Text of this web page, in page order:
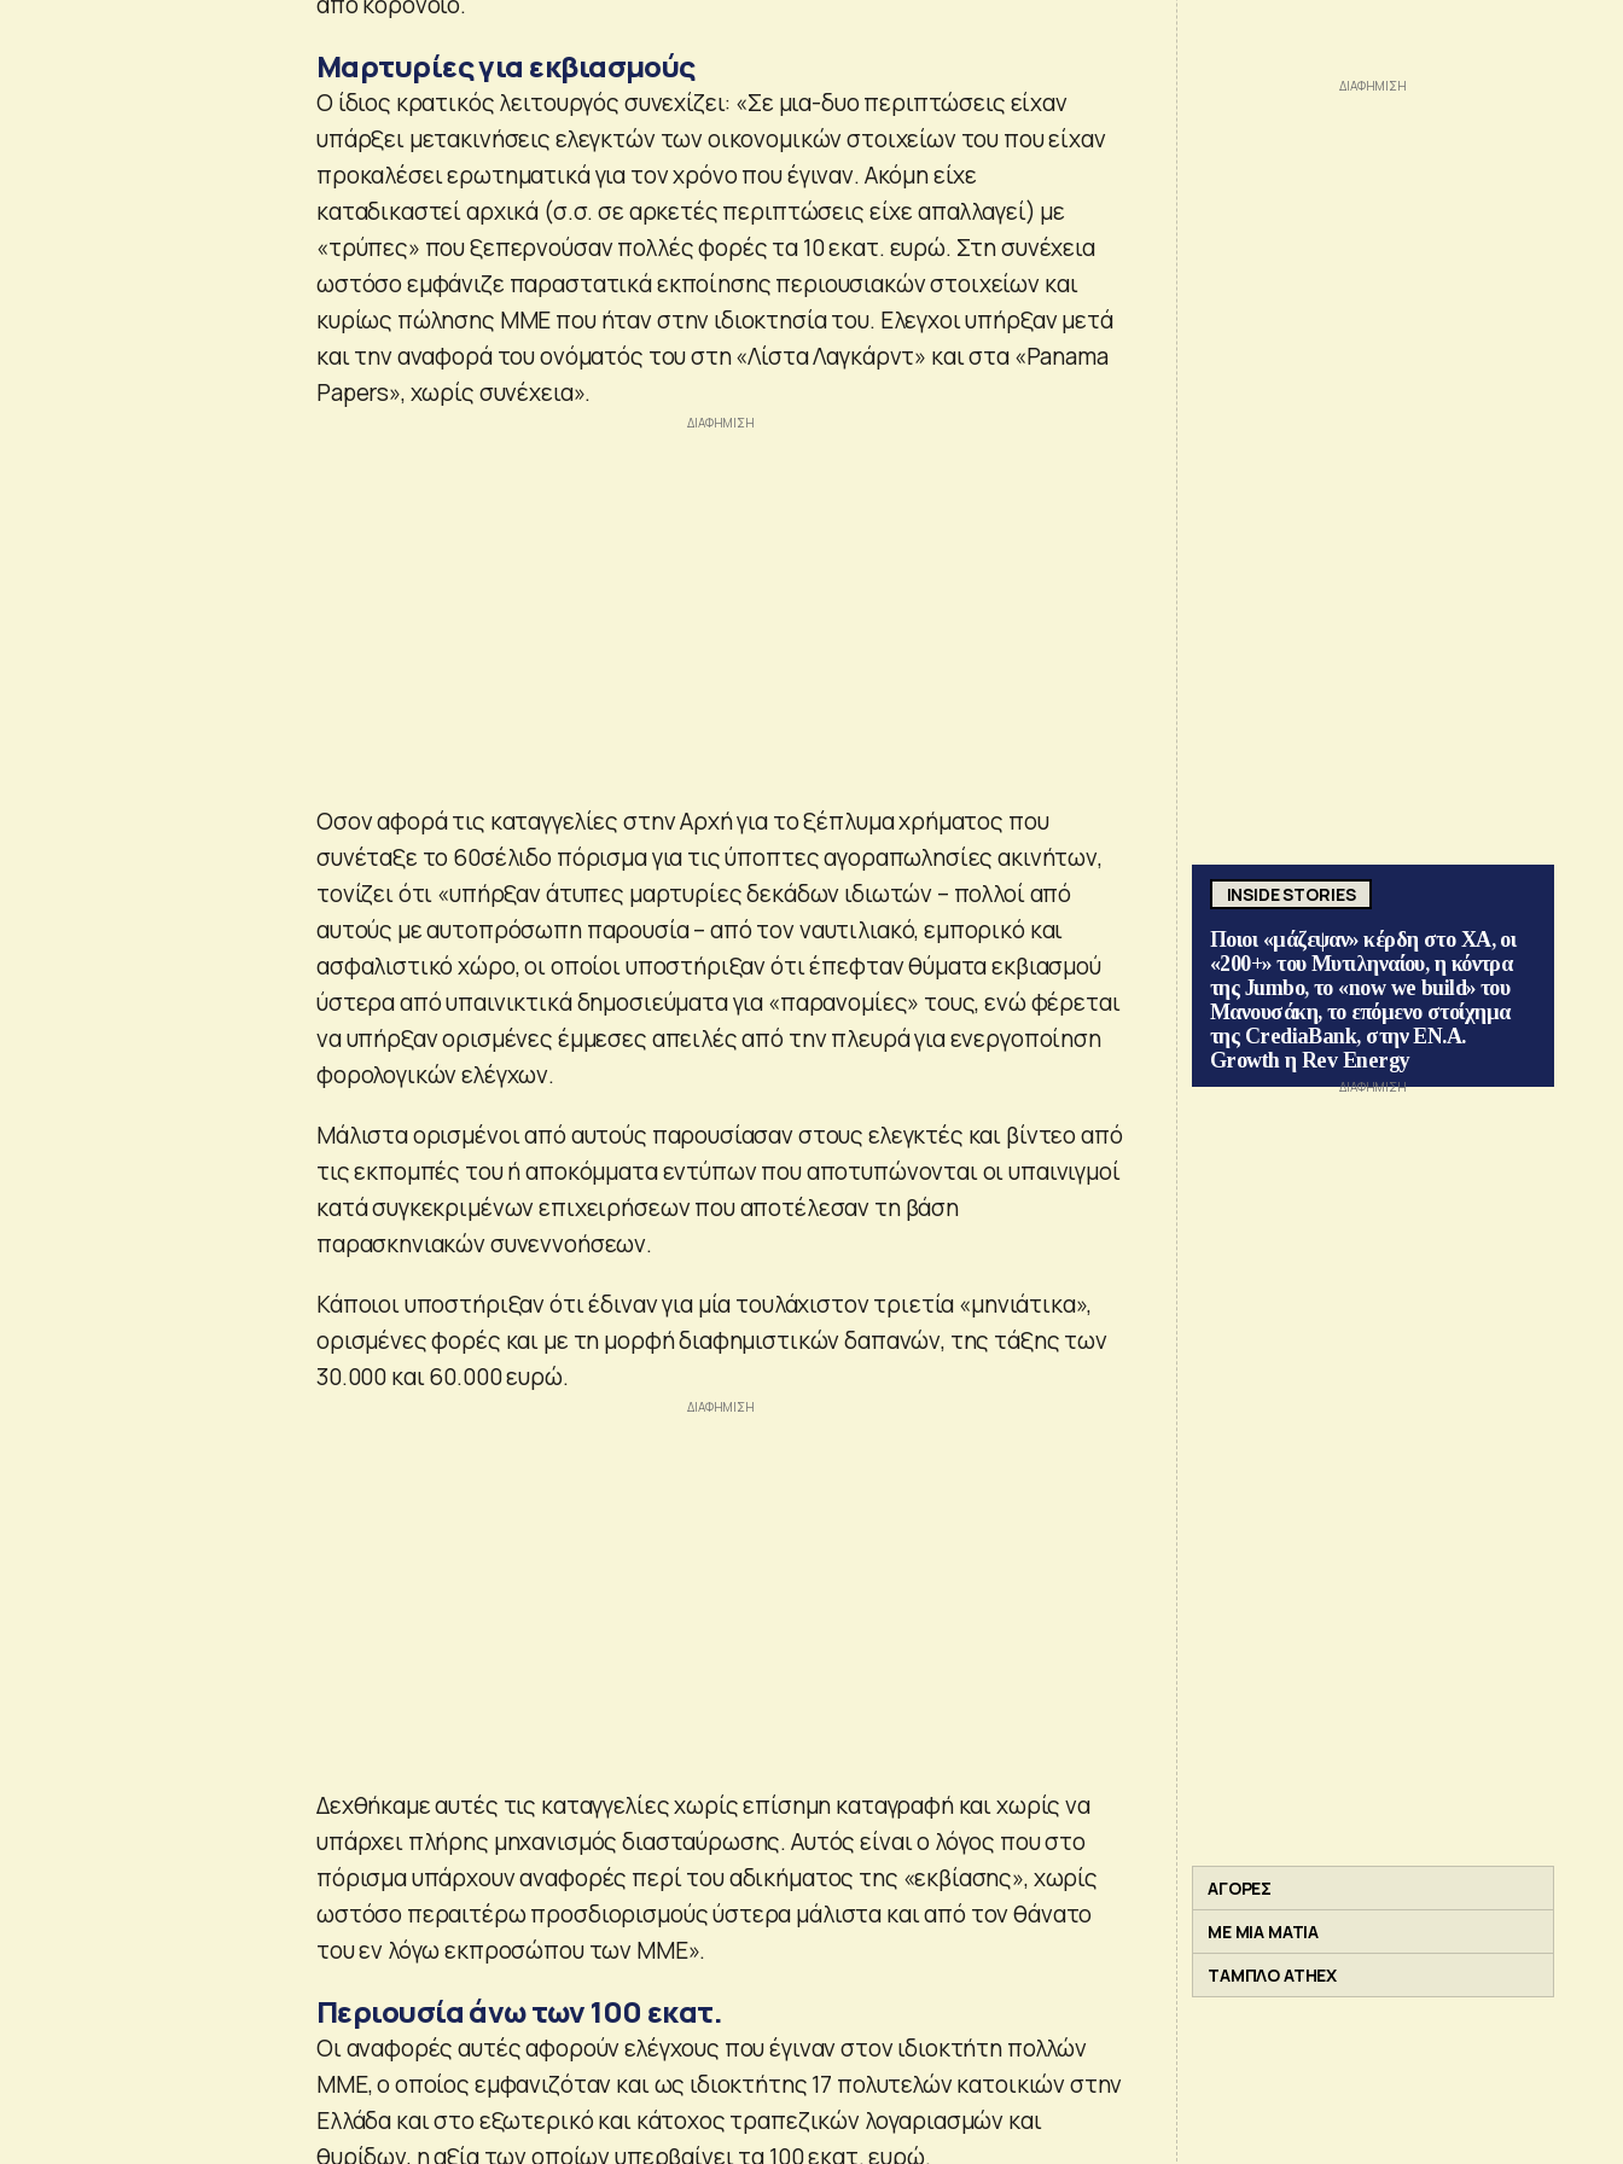
Μαρτυρίες για εκβιασμούς
Ο ίδιος κρατικός λειτουργός συνεχίζει: «Σε μια-δυο περιπτώσεις είχαν
υπάρξει μετακινήσεις ελεγκτών των οικονομικών στοιχείων του που είχαν
προκαλέσει ερωτηματικά για τον χρόνο που έγιναν. Ακόμη είχε
καταδικαστεί αρχικά (σ.σ. σε αρκετές περιπτώσεις είχε απαλλαγεί) με
«τρύπες» που ξεπερνούσαν πολλές φορές τα 10 εκατ. ευρώ. Στη συνέχεια
ωστόσο εμφάνιζε παραστατικά εκποίησης περιουσιακών στοιχείων και
κυρίως πώλησης ΜΜΕ που ήταν στην ιδιοκτησία του. Ελεγχοι υπήρξαν μετά
και την αναφορά του ονόματός του στη «Λίστα Λαγκάρντ» και στα «Panama
Papers», χωρίς συνέχεια».
Οσον αφορά τις καταγγελίες στην Αρχή για το ξέπλυμα χρήματος που
συνέταξε το 60σέλιδο πόρισμα για τις ύποπτες αγοραπωλησίες ακινήτων,
τονίζει ότι «υπήρξαν άτυπες μαρτυρίες δεκάδων ιδιωτών – πολλοί από
αυτούς με αυτοπρόσωπη παρουσία – από τον ναυτιλιακό, εμπορικό και
ασφαλιστικό χώρο, οι οποίοι υποστήριξαν ότι έπεφταν θύματα εκβιασμού
ύστερα από υπαινικτικά δημοσιεύματα για «παρανομίες» τους, ενώ φέρεται
να υπήρξαν ορισμένες έμμεσες απειλές από την πλευρά για ενεργοποίηση
φορολογικών ελέγχων.
Μάλιστα ορισμένοι από αυτούς παρουσίασαν στους ελεγκτές και βίντεο από
τις εκπομπές του ή αποκόμματα εντύπων που αποτυπώνονται οι υπαινιγμοί
κατά συγκεκριμένων επιχειρήσεων που αποτέλεσαν τη βάση
παρασκηνιακών συνεννοήσεων.
Κάποιοι υποστήριξαν ότι έδιναν για μία τουλάχιστον τριετία «μηνιάτικα»,
ορισμένες φορές και με τη μορφή διαφημιστικών δαπανών, της τάξης των
30.000 και 60.000 ευρώ.
Δεχθήκαμε αυτές τις καταγγελίες χωρίς επίσημη καταγραφή και χωρίς να
υπάρχει πλήρης μηχανισμός διασταύρωσης. Αυτός είναι ο λόγος που στο
πόρισμα υπάρχουν αναφορές περί του αδικήματος της «εκβίασης», χωρίς
ωστόσο περαιτέρω προσδιορισμούς ύστερα μάλιστα και από τον θάνατο
του εν λόγω εκπροσώπου των ΜΜΕ».
Περιουσία άνω των 100 εκατ.
Οι αναφορές αυτές αφορούν ελέγχους που έγιναν στον ιδιοκτήτη πολλών
ΜΜΕ, ο οποίος εμφανιζόταν και ως ιδιοκτήτης 17 πολυτελών κατοικιών στην
Ελλάδα και στο εξωτερικό και κάτοχος τραπεζικών λογαριασμών και
θυρίδων, η αξία των οποίων υπερβαίνει τα 100 εκατ. ευρώ.
INSIDE STORIES
Ποιοι «μάζεψαν» κέρδη στο ΧΑ, οι
«200+» του Μυτιληναίου, η κόντρα
της Jumbo, το «now we build» του
Μανουσάκη, το επόμενο στοίχημα
της CrediaBank, στην ΕΝ.Α.
Growth η Rev Energy
ΑΓΟΡΕΣ
ΜΕ ΜΙΑ ΜΑΤΙΑ
ΤΑΜΠΛΟ ATHEX